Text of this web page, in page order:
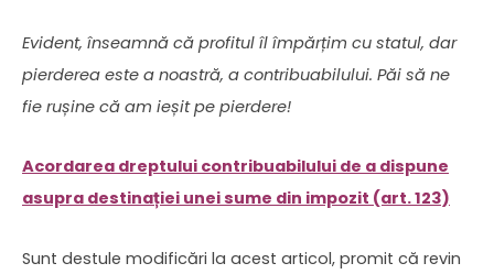
Evident, înseamnă că profitul îl împărțim cu statul, dar
pierderea este a noastră, a contribuabilului. Păi să ne
fie rușine că am ieșit pe pierdere!
Acordarea dreptului contribuabilului de a dispune
asupra destinației unei sume din impozit (art. 123)
Sunt destule modificări la acest articol, promit că revin